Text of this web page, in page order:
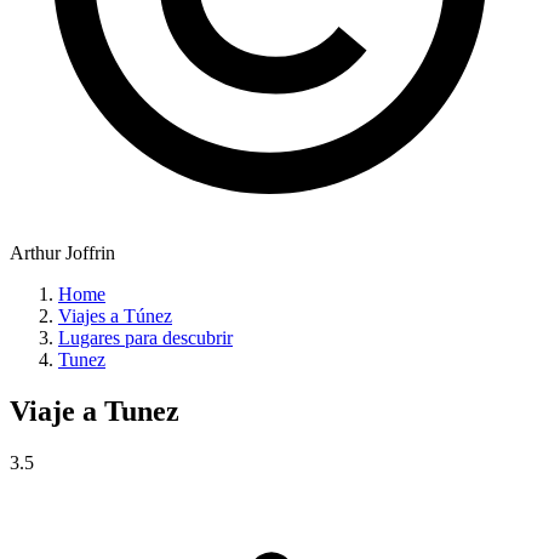
Arthur Joffrin
Home
Viajes a Túnez
Lugares para descubrir
Tunez
Viaje a Tunez
3.5